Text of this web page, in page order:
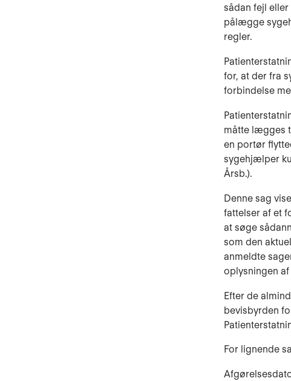
sådan fejl
pålægge
regler.
for, at der fra
forbindelse
måtte læg­ges
en portør
sygehjæl­per
Årsb.).
Denne sag
fattelser af et
at søge
som den
anmeldte
oplysningen af
Efter de
be­visbyrden
For lignende